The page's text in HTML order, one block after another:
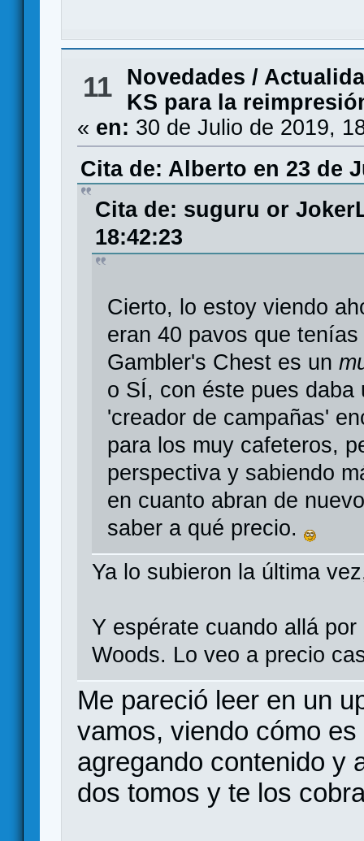
11
Novedades /
KS para la
« en: 30 de Julio de 2019,
Cita de: Alberto en 23 de
Cita de: suguru or
18:42:23
Cierto, lo estoy viendo
eran 40 pavos que
Gambler's Chest es un
o SÍ, con éste pues daba
'creador de campañas'
para los muy cafeteros,
perspectiva y sabiendo
en cuanto abran de
saber a qué precio.
Ya lo subieron la última
Y espérate cuando allá
Woods. Lo veo a precio
Me pareció leer en un
vamos, viendo cómo
agregando contenido y
dos tomos y te los